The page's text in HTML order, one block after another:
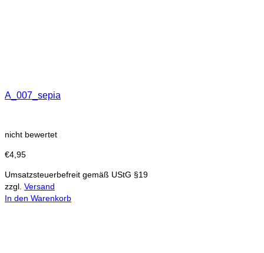
A_007_sepia
nicht bewertet
€4,95
Umsatzsteuerbefreit gemäß UStG §19
zzgl. Versand
In den Warenkorb